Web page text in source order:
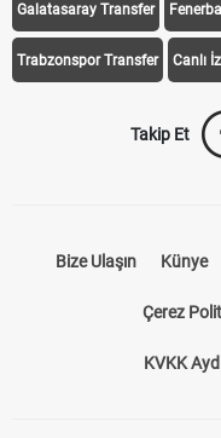
Galatasaray Transfer
Trabzonspor Transfer Canlı
Takip Et
Bize Ulaşın Künye
Çerez
KVKK